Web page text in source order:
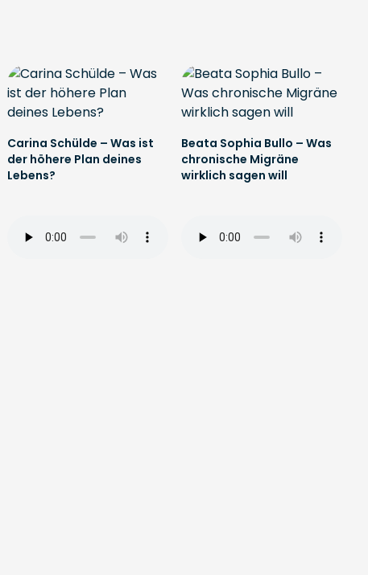
Carina Schülde – Was ist
der höhere Plan deines
Lebens?
Beata Sophia Bullo – Was
chronische Migräne
wirklich sagen will